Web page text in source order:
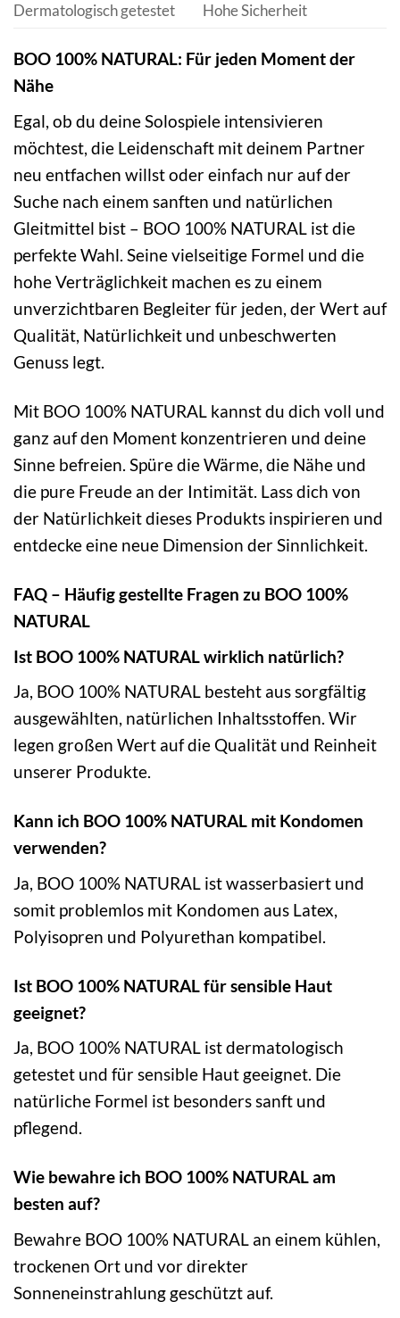
Dermatologisch getestet Hohe Sicherheit
BOO 100% NATURAL: Für jeden Moment der
Nähe
Egal, ob du deine Solospiele intensivieren
möchtest, die Leidenschaft mit deinem Partner
neu entfachen willst oder einfach nur auf der
Suche nach einem sanften und natürlichen
Gleitmittel bist – BOO 100% NATURAL ist die
perfekte Wahl. Seine vielseitige Formel und die
hohe Verträglichkeit machen es zu einem
unverzichtbaren Begleiter für jeden, der Wert auf
Qualität, Natürlichkeit und unbeschwerten
Genuss legt.
Mit BOO 100% NATURAL kannst du dich voll und
ganz auf den Moment konzentrieren und deine
Sinne befreien. Spüre die Wärme, die Nähe und
die pure Freude an der Intimität. Lass dich von
der Natürlichkeit dieses Produkts inspirieren und
entdecke eine neue Dimension der Sinnlichkeit.
FAQ – Häufig gestellte Fragen zu BOO 100%
NATURAL
Ist BOO 100% NATURAL wirklich natürlich?
Ja, BOO 100% NATURAL besteht aus sorgfältig
ausgewählten, natürlichen Inhaltsstoffen. Wir
legen großen Wert auf die Qualität und Reinheit
unserer Produkte.
Kann ich BOO 100% NATURAL mit Kondomen
verwenden?
Ja, BOO 100% NATURAL ist wasserbasiert und
somit problemlos mit Kondomen aus Latex,
Polyisopren und Polyurethan kompatibel.
Ist BOO 100% NATURAL für sensible Haut
geeignet?
Ja, BOO 100% NATURAL ist dermatologisch
getestet und für sensible Haut geeignet. Die
natürliche Formel ist besonders sanft und
pflegend.
Wie bewahre ich BOO 100% NATURAL am
besten auf?
Bewahre BOO 100% NATURAL an einem kühlen,
trockenen Ort und vor direkter
Sonneneinstrahlung geschützt auf.